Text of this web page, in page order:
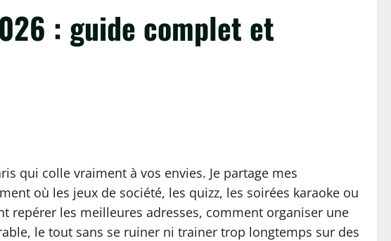
: guide complet et
qui colle vraiment à vos envies. Je partage mes
où les jeux de société, les quizz, les soirées karaoke ou
repérer les meilleures adresses, comment organiser une
le tout sans se ruiner ni trainer trop longtemps sur des